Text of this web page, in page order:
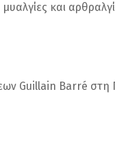
και
Guillain Barré στη